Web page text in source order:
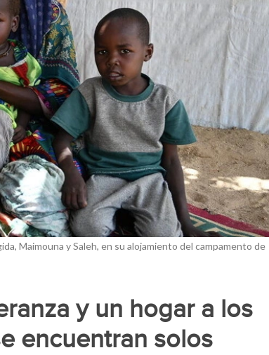
Maimouna y Saleh, en su alojamiento del campamento de
y un hogar a los
encuentran solos